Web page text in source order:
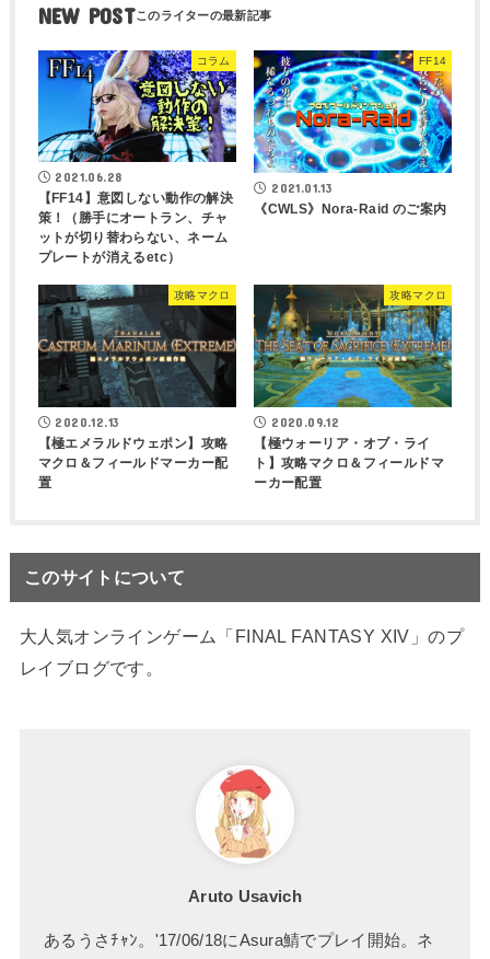
NEW POST
コラム
2021.06.28
【FF14】意図しない動作の解決
策！（勝手にオートラン、チャ
ットが切り替わらない、ネーム
プレートが消えるetc）
FF14
2021.01.13
《CWLS》Nora-Raid のご案内
攻略マクロ
2020.12.13
【極エメラルドウェポン】攻略
マクロ＆フィールドマーカー配
置
攻略マクロ
2020.09.12
【極ウォーリア・オブ・ライ
ト】攻略マクロ＆フィールドマ
ーカー配置
このサイトについて
大人気オンラインゲーム「FINAL FANTASY XIV」のプ
レイブログです。
Aruto Usavich
あるうさﾁｬﾝ。'17/06/18にAsura鯖でプレイ開始。ネ